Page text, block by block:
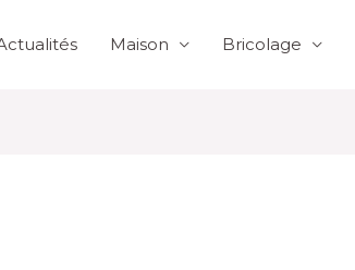
Maison Bricolage